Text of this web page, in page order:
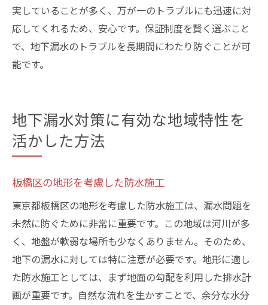
実していることが多く、万が一のトラブルにも迅速に対
応してくれるため、安心です。保証制度を賢く選ぶこと
で、地下漏水のトラブルを長期間にわたり防ぐことが可
能です。
地下漏水対策に有効な地域特性を
活かした方法
板橋区の地形を考慮した防水施工
東京都板橋区の地形を考慮した防水施工は、漏水問題を
未然に防ぐために非常に重要です。この地域は河川が多
く、地盤が軟弱な場所も少なくありません。そのため、
地下の漏水に対しては特に注意が必要です。地形に適し
た防水施工としては、まず地面の勾配を利用した排水計
画が重要です。自然な流れを生かすことで、余分な水分